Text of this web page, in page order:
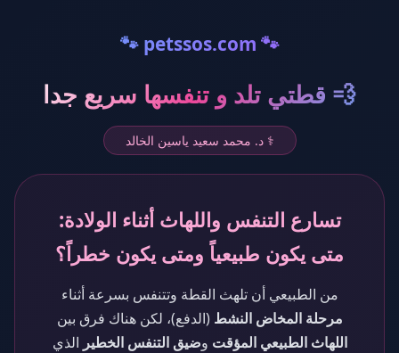
🐾 petssos.com 🐾
💨 قطتي تلد و تنفسها سريع جدا
⚕️ د. محمد سعيد ياسين الخالد
تسارع التنفس واللهاث أثناء الولادة:
متى يكون طبيعياً ومتى يكون خطراً؟
من الطبيعي أن تلهث القطة وتتنفس بسرعة أثناء
مرحلة المخاض النشط (الدفع)، لكن هناك فرق بين
اللهاث الطبيعي المؤقت وضيق التنفس الخطير الذي